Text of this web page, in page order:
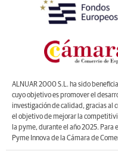
ALNUAR 2000 S.L. ha sido
cuyo objetivo es promover el
investigación de calidad, gracias al
el objetivo de mejorar la
la pyme, durante el año 2025. Para
Pyme Innova de la Cámara de